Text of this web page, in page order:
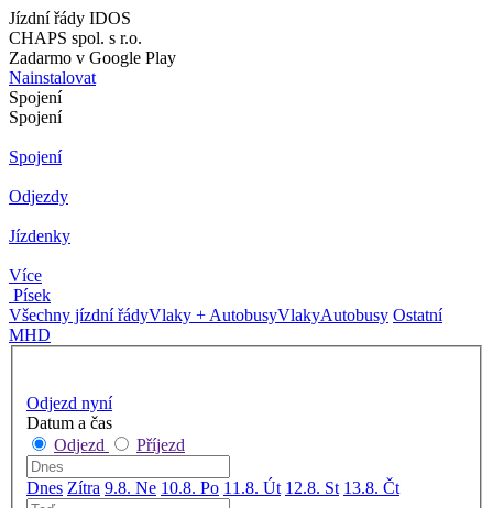
Jízdní řády IDOS
CHAPS spol. s r.o.
Zadarmo v Google Play
Nainstalovat
Spojení
Spojení
Spojení
Odjezdy
Jízdenky
Více
Písek
Všechny jízdní řádyVlaky + AutobusyVlakyAutobusy Ostatní
MHD
Odjezd nyní
Datum a čas
Odjezd
Příjezd
Dnes Zítra 9.8. Ne 10.8. Po 11.8. Út 12.8. St 13.8. Čt